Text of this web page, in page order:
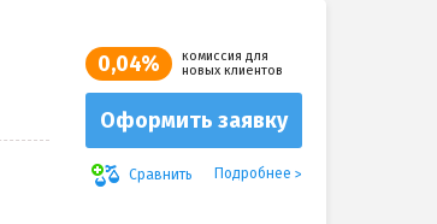
0,04%
комиссия для
новых клиентов
Оформить заявку
Сравнить Подробнее